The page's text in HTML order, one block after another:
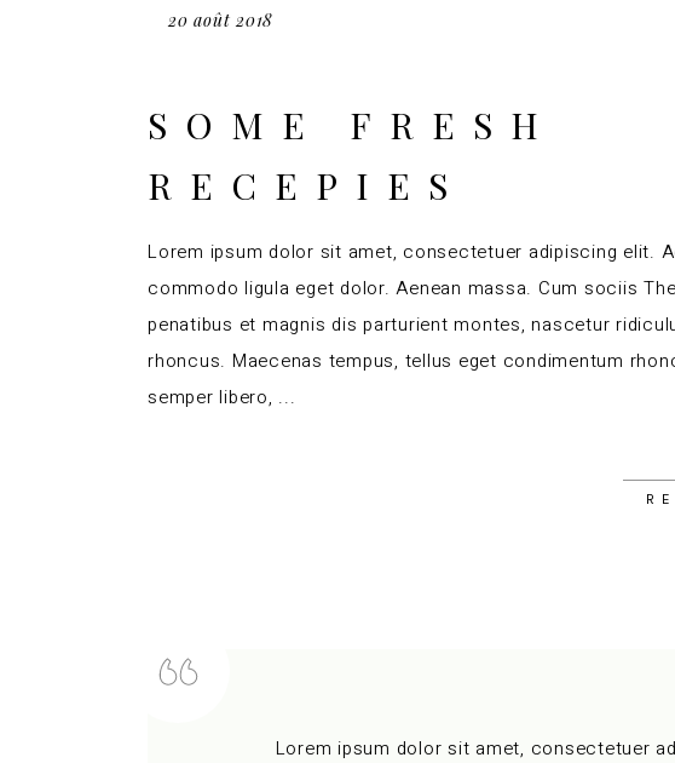
20 août 2018
SOME FRESH
RECEPIES
Lorem ipsum dolor sit amet, consectetuer adipiscing elit.
commodo ligula eget dolor. Aenean massa. Cum sociis
penatibus et magnis dis parturient montes, nascetur
rhoncus. Maecenas tempus, tellus eget condimentum
semper libero,
Lorem ipsum dolor sit amet, consectetuer